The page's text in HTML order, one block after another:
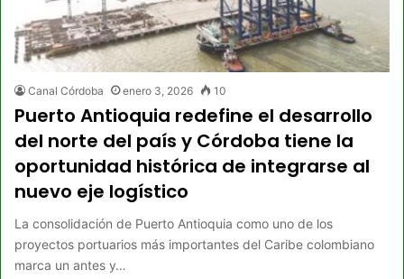
Canal Córdoba enero 3, 2026 10
Puerto Antioquia redefine el desarrollo
del norte del país y Córdoba tiene la
oportunidad histórica de integrarse al
nuevo eje logístico
La consolidación de Puerto Antioquia como uno de los
proyectos portuarios más importantes del Caribe colombiano
marca un antes y…